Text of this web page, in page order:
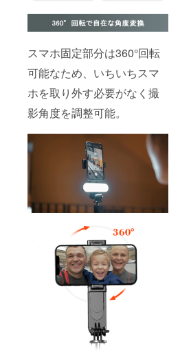
スマホ固定部分は360°回転
可能なため、いちいちスマ
ホを取り外す必要がなく撮
影角度を調整可能。